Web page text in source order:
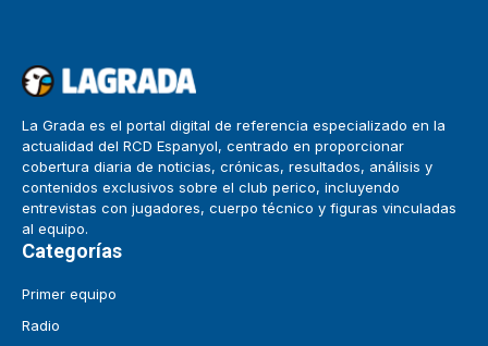
La Grada es el portal digital de referencia especializado en la
actualidad del RCD Espanyol, centrado en proporcionar
cobertura diaria de noticias, crónicas, resultados, análisis y
contenidos exclusivos sobre el club perico, incluyendo
entrevistas con jugadores, cuerpo técnico y figuras vinculadas
al equipo.
Categorías
Primer equipo
Radio